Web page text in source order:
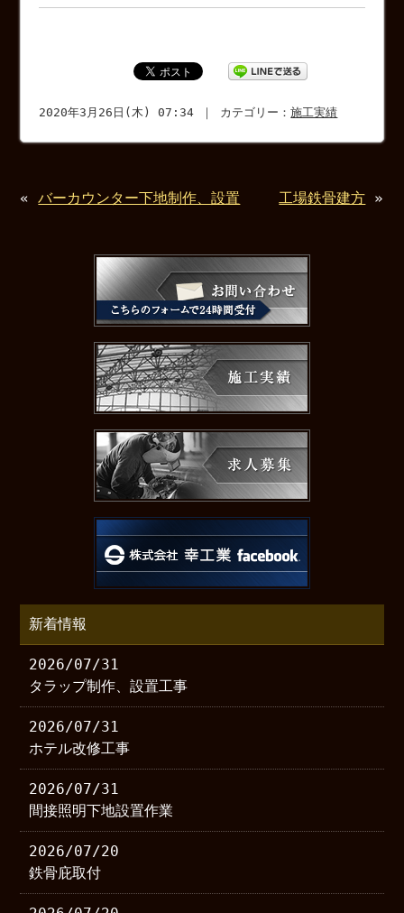
2020年3月26日(木) 07:34 ｜ カテゴリー：施工実績
«バーカウンター下地制作、設置 工場鉄骨建方 »
新着情報
2026/07/31
タラップ制作、設置工事
2026/07/31
ホテル改修工事
2026/07/31
間接照明下地設置作業
2026/07/20
鉄骨庇取付